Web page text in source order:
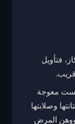
فتأويل
معوجة
وصلابتها
المرض